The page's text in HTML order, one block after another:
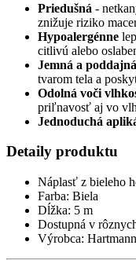
Priedušná -
znižuje riziko
Hypoalergénne
citlivú alebo
Jemná a
tvarom tela a
Odolná voči
priľnavosť aj vo
Jednoduchá
Detaily produktu
Náplasť z bieleho
Farba: Biela
Dĺžka: 5 m
Dostupná v
Výrobca: Hartmann